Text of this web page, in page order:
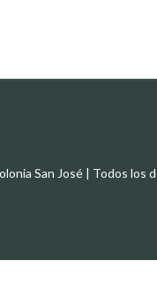
San José | Todos los